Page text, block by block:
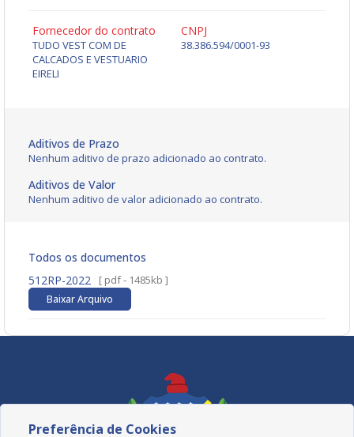
Fornecedor do contrato
TUDO VEST COM DE
CALCADOS E VESTUARIO
EIRELI
CNPJ
38.386.594/0001-93
Aditivos de Prazo
Nenhum aditivo de prazo adicionado ao contrato.
Aditivos de Valor
Nenhum aditivo de valor adicionado ao contrato.
Todos os documentos
512RP-2022
[ pdf - 1485kb ]
Baixar Arquivo
Preferência de Cookies